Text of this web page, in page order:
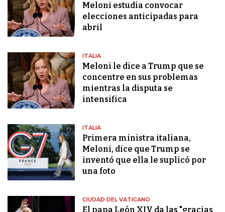
Meloni estudia convocar
elecciones anticipadas para
abril
ITALIA
Meloni le dice a Trump que se
concentre en sus problemas
mientras la disputa se
intensifica
ITALIA
Primera ministra italiana,
Meloni, dice que Trump se
inventó que ella le suplicó por
una foto
CIUDAD DEL VATICANO
El papa León XIV da las "gracias